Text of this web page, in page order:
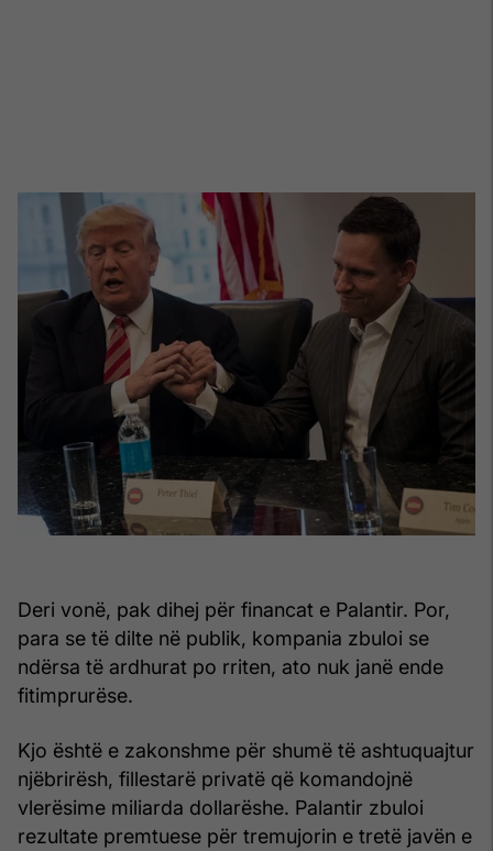
Deri vonë, pak dihej për financat e Palantir. Por,
para se të dilte në publik, kompania zbuloi se
ndërsa të ardhurat po rriten, ato nuk janë ende
fitimprurëse.
Kjo është e zakonshme për shumë të ashtuquajtur
njëbrirësh, fillestarë privatë që komandojnë
vlerësime miliarda dollarëshe. Palantir zbuloi
rezultate premtuese për tremujorin e tretë javën e